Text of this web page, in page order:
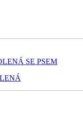
SE PSEM